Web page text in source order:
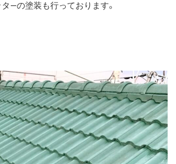
タ―の塗装も行っております。